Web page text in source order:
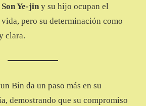
Son Ye-jin y su hijo ocupan el
pero su determinación como
clara.
Bin da un paso más en su
demostrando que su compromiso